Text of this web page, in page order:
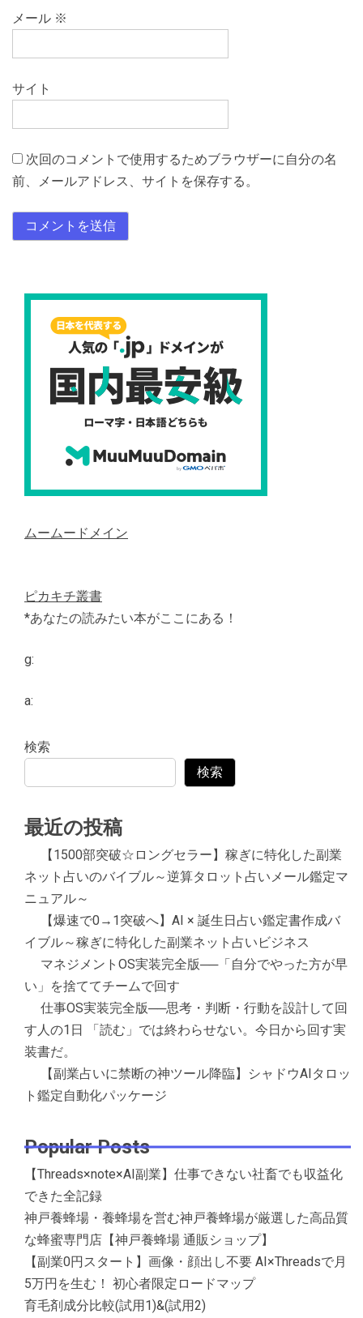
メール ※
サイト
次回のコメントで使用するためブラウザーに自分の名
前、メールアドレス、サイトを保存する。
ムームードメイン
ピカキチ叢書
*あなたの読みたい本がここにある！
g:
a:
検索
検索
最近の投稿
【1500部突破☆ロングセラー】稼ぎに特化した副業
ネット占いのバイブル～逆算タロット占いメール鑑定マ
ニュアル～
【爆速で0→1突破へ】AI × 誕生日占い鑑定書作成バ
イブル～稼ぎに特化した副業ネット占いビジネス
マネジメントOS実装完全版──「自分でやった方が早
い」を捨ててチームで回す
仕事OS実装完全版──思考・判断・行動を設計して回
す人の1日 「読む」では終わらせない。今日から回す実
装書だ。
【副業占いに禁断の神ツール降臨】シャドウAIタロッ
ト鑑定自動化パッケージ
Popular Posts
【Threads×note×AI副業】仕事できない社畜でも収益化
できた全記録
神戸養蜂場・養蜂場を営む神戸養蜂場が厳選した高品質
な蜂蜜専門店【神戸養蜂場 通販ショップ】
【副業0円スタート】画像・顔出し不要 AI×Threadsで月
5万円を生む！ 初心者限定ロードマップ
育毛剤成分比較(試用1)&(試用2)